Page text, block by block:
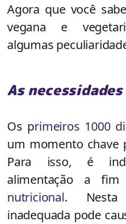
Agora que você
vegana e
algumas
As
Os primeiros 1000
um momento chave
Para isso, é
alimentação a
nutricional. Nesta
inadequada pode